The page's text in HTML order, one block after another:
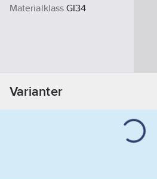
Materialklass GI34
Varianter